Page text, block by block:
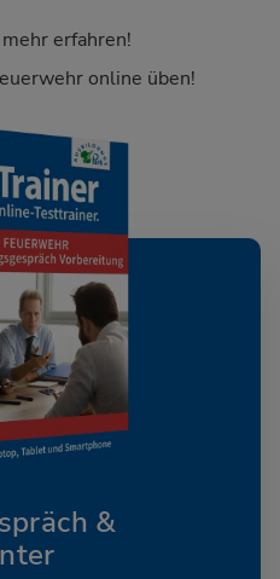
erfahren!
online üben!
&